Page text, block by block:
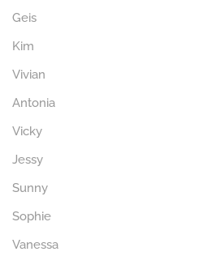
Geis
Kim
Vivian
Antonia
Vicky
Jessy
Sunny
Sophie
Vanessa